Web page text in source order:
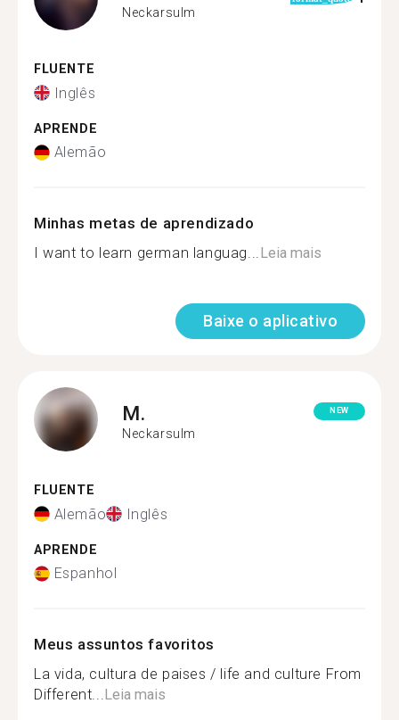
Neckarsulm
FLUENTE
Inglês
APRENDE
Alemão
Minhas metas de aprendizado
I want to learn german languag...Leia mais
Baixe o aplicativo
M.
Neckarsulm
NEW
FLUENTE
Alemão Inglês
APRENDE
Espanhol
Meus assuntos favoritos
La vida, cultura de paises / life and culture From
Different...Leia mais